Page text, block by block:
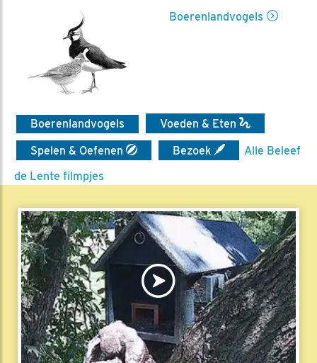
Boerenlandvogels
Boerenlandvogels
Voeden & Eten
Spelen & Oefenen
Bezoek
Alle Beleef
de Lente filmpjes